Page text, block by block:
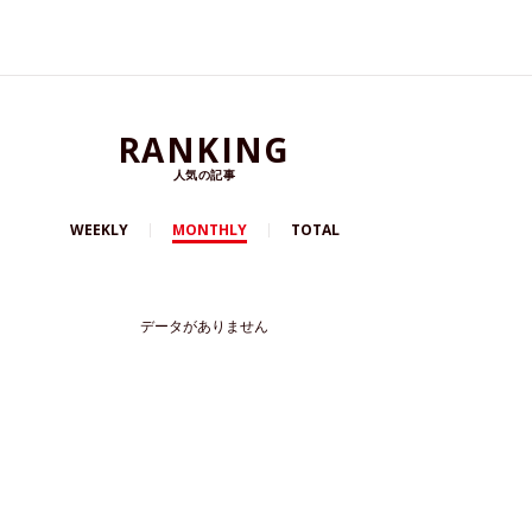
RANKING
人気の記事
WEEKLY MONTHLY TOTAL
データがありません